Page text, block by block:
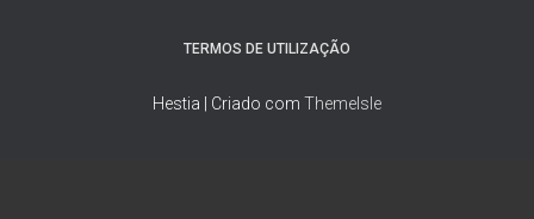
TERMOS DE UTILIZAÇÃO
Hestia | Criado com ThemeIsle